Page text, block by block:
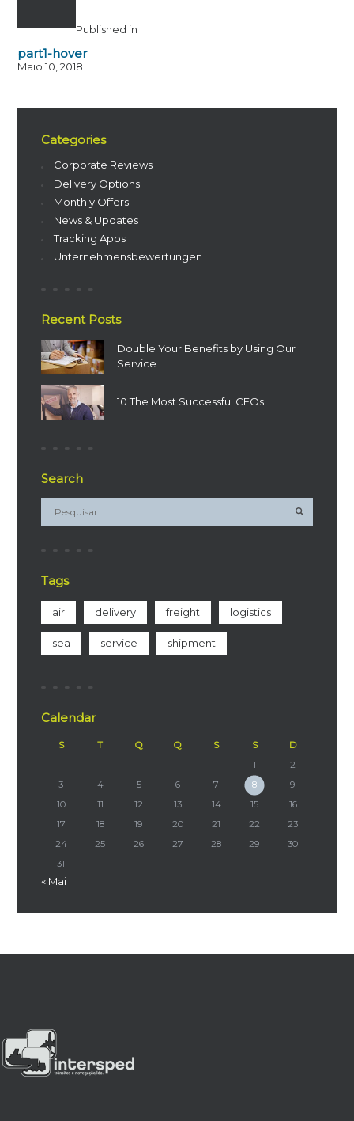
Published in
part1-hover
Maio 10, 2018
Categories
Corporate Reviews
Delivery Options
Monthly Offers
News & Updates
Tracking Apps
Unternehmensbewertungen
Recent Posts
Double Your Benefits by Using Our
Service
10 The Most Successful CEOs
Search
Tags
air delivery freight logistics
sea service shipment
Calendar
S T Q Q S S
D
1
2
3
4 5 6 7 8
9
10
11 12 13 14 15
16
17
18 19 20 21 22
23
24
25 26 27 28 29
30
31
« Mai